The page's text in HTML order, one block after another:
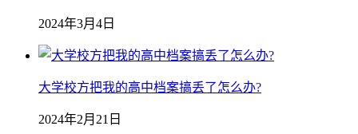
2024年3月4日
大学校方把我的高中档案搞丢了怎么办?
2024年2月21日